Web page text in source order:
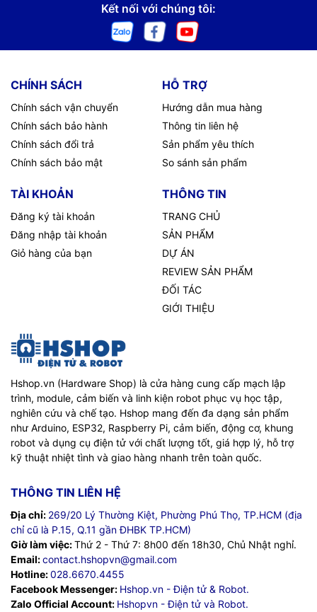
Kết nối với chúng tôi:
CHÍNH SÁCH
Chính sách vận chuyển
Chính sách bảo hành
Chính sách đổi trả
Chính sách bảo mật
HỖ TRỢ
Hướng dẫn mua hàng
Thông tin liên hệ
Sản phẩm yêu thích
So sánh sản phẩm
TÀI KHOẢN
Đăng ký tài khoản
Đăng nhập tài khoản
Giỏ hàng của bạn
THÔNG TIN
TRANG CHỦ
SẢN PHẨM
DỰ ÁN
REVIEW SẢN PHẨM
ĐỐI TÁC
GIỚI THIỆU
Hshop.vn (Hardware Shop) là cửa hàng cung cấp mạch lập
trình, module, cảm biến và linh kiện robot phục vụ học tập,
nghiên cứu và chế tạo. Hshop mang đến đa dạng sản phẩm
như Arduino, ESP32, Raspberry Pi, cảm biến, động cơ, khung
robot và dụng cụ điện tử với chất lượng tốt, giá hợp lý, hỗ trợ
kỹ thuật nhiệt tình và giao hàng nhanh trên toàn quốc.
THÔNG TIN LIÊN HỆ
Địa chỉ: 269/20 Lý Thường Kiệt, Phường Phú Thọ, TP.HCM (địa
chỉ cũ là P.15, Q.11 gần ĐHBK TP.HCM)
Giờ làm việc:Thứ 2 - Thứ 7: 8h00 đến 18h30, Chủ Nhật nghỉ.
Email:contact.hshopvn@gmail.com
Hotline:028.6670.4455
Facebook Messenger: Hshop.vn - Điện tử & Robot.
Zalo Official Account: Hshopvn - Điện tử và Robot.